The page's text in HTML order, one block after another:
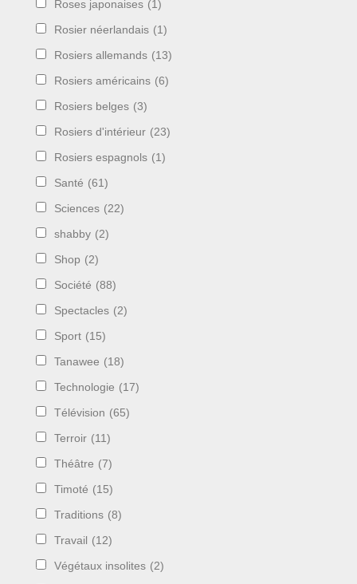
Roses japonaises (1)
Rosier néerlandais (1)
Rosiers allemands (13)
Rosiers américains (6)
Rosiers belges (3)
Rosiers d'intérieur (23)
Rosiers espagnols (1)
Santé (61)
Sciences (22)
shabby (2)
Shop (2)
Société (88)
Spectacles (2)
Sport (15)
Tanawee (18)
Technologie (17)
Télévision (65)
Terroir (11)
Théâtre (7)
Timoté (15)
Traditions (8)
Travail (12)
Végétaux insolites (2)